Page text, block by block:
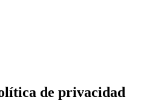
de privacidad